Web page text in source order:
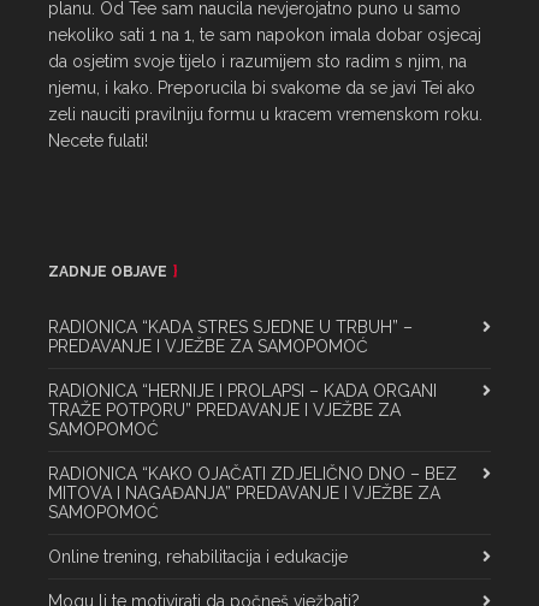
planu. Od Tee sam naucila nevjerojatno puno u samo
nekoliko sati 1 na 1, te sam napokon imala dobar osjecaj
da osjetim svoje tijelo i razumijem sto radim s njim, na
njemu, i kako. Preporucila bi svakome da se javi Tei ako
zeli nauciti pravilniju formu u kracem vremenskom roku.
Necete fulati!
ZADNJE OBJAVE
RADIONICA “KADA STRES SJEDNE U TRBUH” –
PREDAVANJE I VJEŽBE ZA SAMOPOMOĆ
RADIONICA “HERNIJE I PROLAPSI – KADA ORGANI
TRAŽE POTPORU” PREDAVANJE I VJEŽBE ZA
SAMOPOMOĆ
RADIONICA “KAKO OJAČATI ZDJELIČNO DNO – BEZ
MITOVA I NAGAĐANJA” PREDAVANJE I VJEŽBE ZA
SAMOPOMOĆ
Online trening, rehabilitacija i edukacije
Mogu li te motivirati da počneš vježbati?